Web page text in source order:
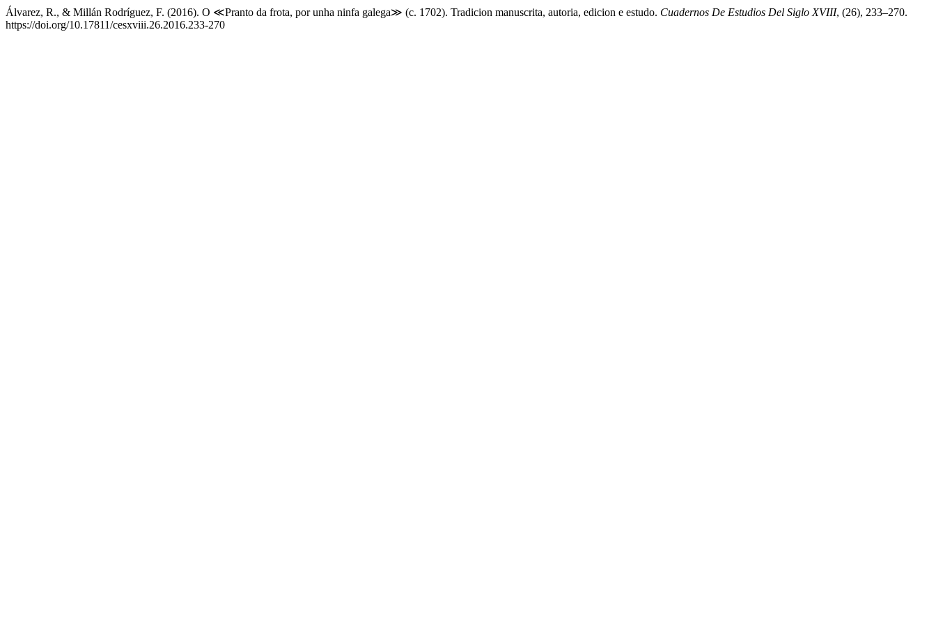
Álvarez, R., & Millán Rodríguez, F. (2016). O ≪Pranto da frota, por unha ninfa galega≫ (c. 1702). Tradicion manuscrita, autoria, edicion e estudo. Cuadernos De Estudios Del Siglo XVIII, (26), 233–270.
https://doi.org/10.17811/cesxviii.26.2016.233-270